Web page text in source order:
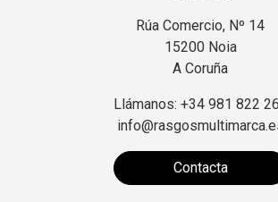
Rúa Comercio, Nº 14
15200 Noia
A Coruña
Llámanos: +34 981 822
Contacta